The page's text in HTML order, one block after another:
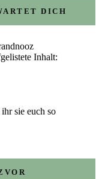
DICH
Inhalt:
sie euch so